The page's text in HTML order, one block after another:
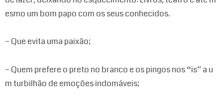
esmo um bom papo com os seus conhecidos.
– Que evita uma paixão;
– Quem prefere o preto no branco e os pingos nos “is” a u
m turbilhão de emoções indomáveis;